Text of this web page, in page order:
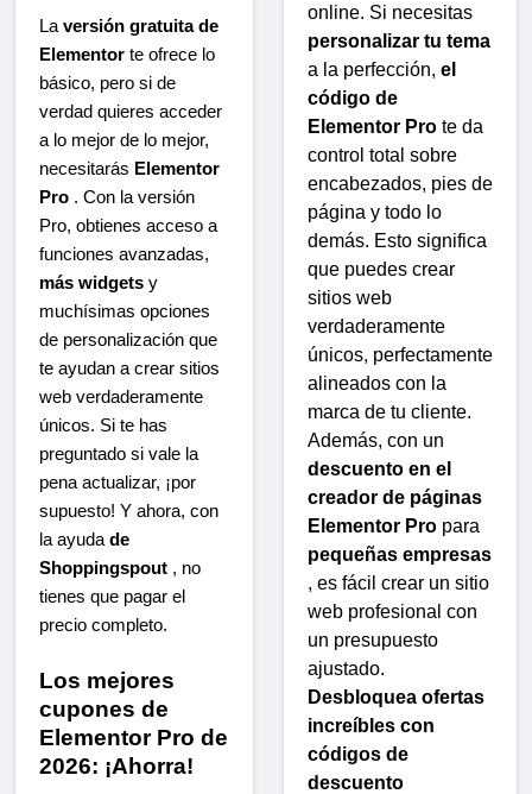
Laversión gratuita de
Elementor te ofrece lo
básico, pero si de
verdad quieres acceder
a lo mejor de lo mejor,
necesitarás Elementor
Pro . Con la versión
Pro, obtienes acceso a
funciones avanzadas,
más widgets y
muchísimas opciones
de personalización que
te ayudan a crear sitios
web verdaderamente
únicos. Si te has
preguntado si vale la
pena actualizar, ¡por
supuesto! Y ahora, con
la ayudade
Shoppingspout , no
tienes que pagar el
precio completo.
Los mejores
cupones de
Elementor Pro de
2026: ¡Ahorra!
online. Si necesitas
personalizar tu tema
a la perfección, el
código de
Elementor Pro te da
control total sobre
encabezados, pies de
página y todo lo
demás. Esto significa
que puedes crear
sitios web
verdaderamente
únicos, perfectamente
alineados con la
marca de tu cliente.
Además, con un
descuento en el
creador de páginas
Elementor Pro para
pequeñas empresas
, es fácil crear un sitio
web profesional con
un presupuesto
ajustado.
Desbloquea ofertas
increíbles con
códigos de
descuento